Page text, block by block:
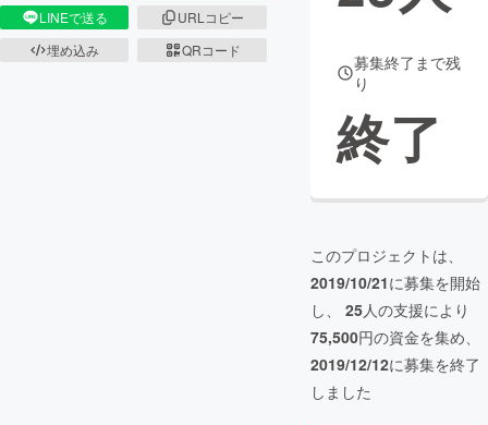
LINEで送る
URLコピー
埋め込み
QRコード
募集終了まで残
り
終了
このプロジェクトは、
2019/10/21に募集を開始
し、 25人の支援により
75,500円の資金を集め、
2019/12/12に募集を終了
しました